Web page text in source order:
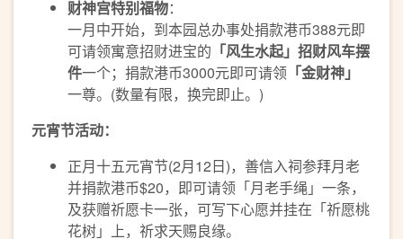
财神宫特别福物：
一月中开始，到本园总办事处捐款港币388元即
可请领寓意招财进宝的 「风生水起」招财风车摆
件一个；捐款港币3000元即可请领 「金财神」
一尊。(数量有限，换完即止。)
元宵节活动：
正月十五元宵节(2月12日)，善信入祠参拜月老
并捐款港币$20，即可请领「月老手绳」一条，
及获赠祈愿卡一张，可写下心愿并挂在「祈愿桃
花树」上，祈求天赐良缘。